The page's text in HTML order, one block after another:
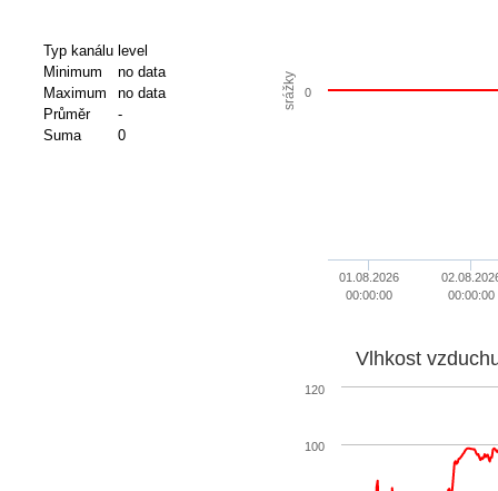
Typ kanálu level
Minimum
no data
Maximum
no data
Průměr
-
Suma
0
srážky
01.08.2026
00:00:00
00:00:00
0
Vlhkost
100
120